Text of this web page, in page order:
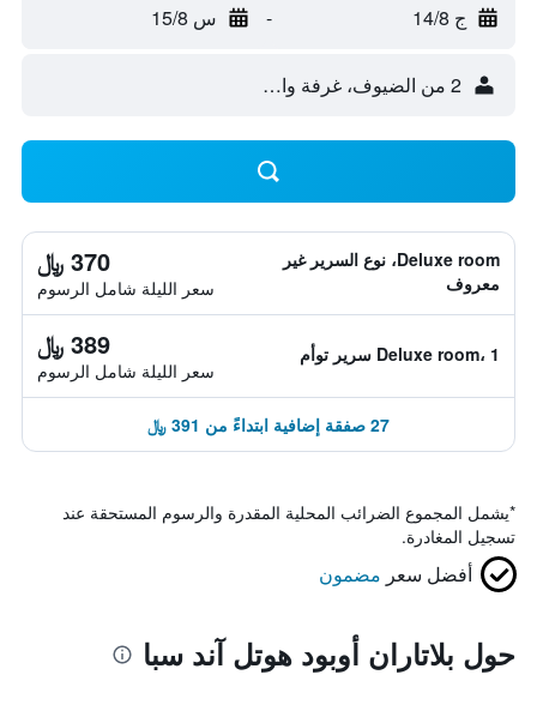
ج 14/8 - س 15/8
2 من الضيوف، غرفة واحدة
Deluxe room، نوع السرير غير
معروف
370 ﷼
سعر الليلة شامل الرسوم
Deluxe room، 1 سرير توأم 389 ﷼
سعر الليلة شامل الرسوم
27 صفقة إضافية ابتداءً من 391 ﷼
*يشمل المجموع الضرائب المحلية المقدرة والرسوم المستحقة عند
تسجيل المغادرة.
أفضل سعر مضمون
حول بلاتاران أوبود هوتل آند سبا